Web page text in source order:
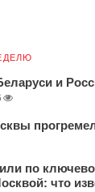
и
по
что